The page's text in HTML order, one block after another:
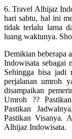
6. Travel Alhijaz
hari sabtu, hal ini
tidak terlalu lama
luang waktunya.
Demikian beberapa
Indowisata sebagai
Sehingga bisa jadi
perjalanan umroh
disampaikan
Umroh ??
Pastikan
Pastikan Visanya.
Alhijaz Indowisata.